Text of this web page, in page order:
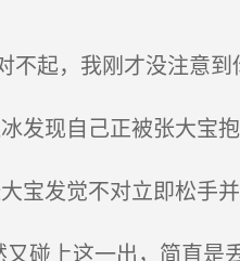
起，我刚才没注意到
发现自己正被张大宝
宝发觉不对立即松手并
碰上这一出，简直是